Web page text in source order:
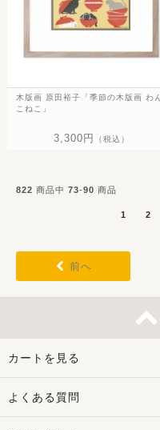
木版画 原田裕子「季節の木版画 わん
こねこ」
3,300円 （税込）
822 商品中 73-90 商品
1 2
前へ
カートを見る
よくある質問